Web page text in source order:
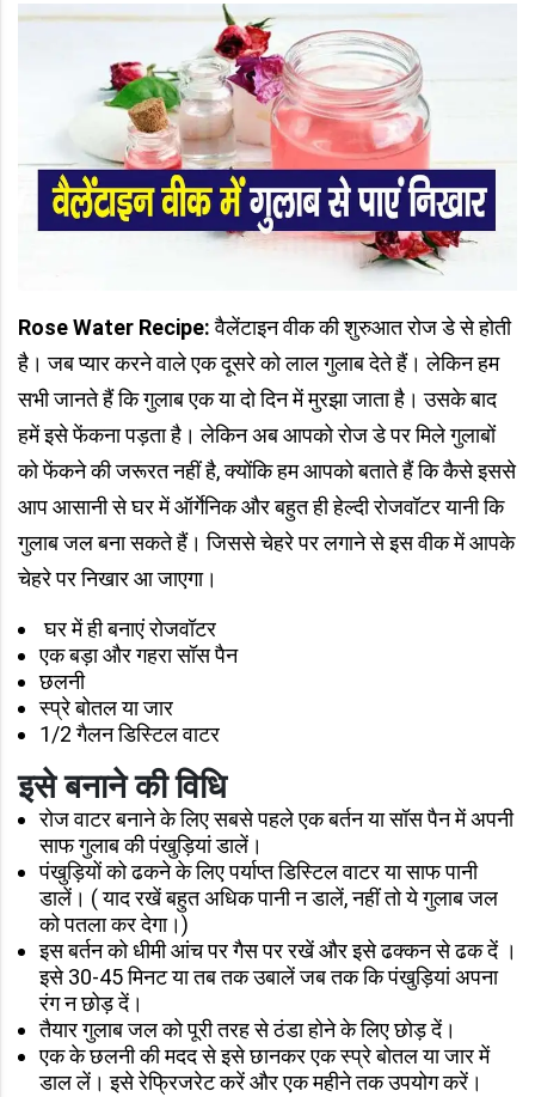
Rose Water Recipe:वैलेंटाइन वीक की शुरुआत रोज डे से होती
है। जब प्यार करने वाले एक दूसरे को लाल गुलाब देते हैं। लेकिन हम
सभी जानते हैं कि गुलाब एक या दो दिन में मुरझा जाता है। उसके बाद
हमें इसे फेंकना पड़ता है। लेकिन अब आपको रोज डे पर मिले गुलाबों
को फेंकने की जरूरत नहीं है, क्योंकि हम आपको बताते हैं कि कैसे इससे
आप आसानी से घर में ऑर्गेनिक और बहुत ही हेल्दी रोजवॉटर यानी कि
गुलाब जल बना सकते हैं। जिससे चेहरे पर लगाने से इस वीक में आपके
चेहरे पर निखार आ जाएगा।
घर में ही बनाएं रोजवॉटर
एक बड़ा और गहरा सॉस पैन
छलनी
स्प्रे बोतल या जार
1/2 गैलन डिस्टिल वाटर
इसे बनाने की विधि
रोज वाटर बनाने के लिए सबसे पहले एक बर्तन या सॉस पैन में अपनी
साफ गुलाब की पंखुड़ियां डालें।
पंखुड़ियों को ढकने के लिए पर्याप्त डिस्टिल वाटर या साफ पानी
डालें। ( याद रखें बहुत अधिक पानी न डालें, नहीं तो ये गुलाब जल
को पतला कर देगा।)
इस बर्तन को धीमी आंच पर गैस पर रखें और इसे ढक्कन से ढक दें ।
इसे 30-45 मिनट या तब तक उबालें जब तक कि पंखुड़ियां अपना
रंग न छोड़ दें।
तैयार गुलाब जल को पूरी तरह से ठंडा होने के लिए छोड़ दें।
एक के छलनी की मदद से इसे छानकर एक स्प्रे बोतल या जार में
डाल लें। इसे रेफ्रिजरेट करें और एक महीने तक उपयोग करें।